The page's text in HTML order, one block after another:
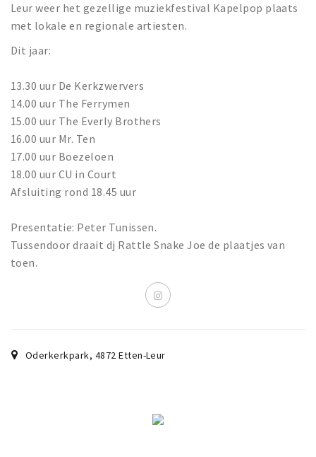
Baroniepoorten
Inloggen
Leur weer het gezellige muziekfestival Kapelpop plaats
met lokale en regionale artiesten.
Dit jaar:
13.30 uur De Kerkzwervers
14.00 uur The Ferrymen
15.00 uur The Everly Brothers
16.00 uur Mr. Ten
17.00 uur Boezeloen
18.00 uur CU in Court
Afsluiting rond 18.45 uur
Presentatie: Peter Tunissen.
Tussendoor draait dj Rattle Snake Joe de plaatjes van
toen.
Oderkerkpark, 4872Etten-Leur